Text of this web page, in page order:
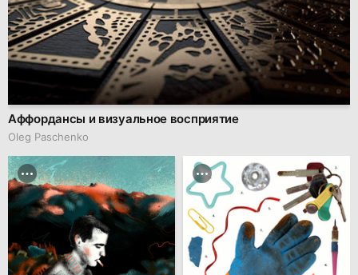
Аффордансы и визуальное восприятие
Oleg Paschenko